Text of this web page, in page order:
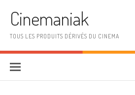
Cinemaniak
TOUS LES PRODUITS DÉRIVÉS DU CINEMA